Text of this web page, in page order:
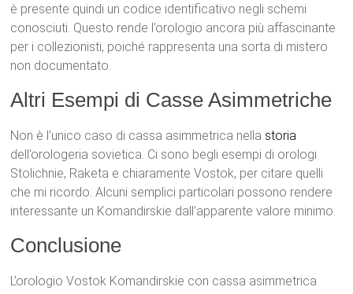
è presente quindi un codice identificativo negli schemi
conosciuti. Questo rende l’orologio ancora più affascinante
per i collezionisti, poiché rappresenta una sorta di mistero
non documentato.
Altri Esempi di Casse Asimmetriche
Non è l’unico caso di cassa asimmetrica nella storia
dell’orologeria sovietica. Ci sono begli esempi di orologi
Stolichnie, Raketa e chiaramente Vostok, per citare quelli
che mi ricordo. Alcuni semplici particolari possono rendere
interessante un Komandirskie dall’apparente valore minimo.
Conclusione
L’orologio Vostok Komandirskie con cassa asimmetrica